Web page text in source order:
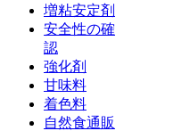
増粘安定剤
安全性の確
認
強化剤
甘味料
着色料
自然食通販